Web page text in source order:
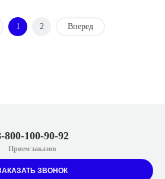
1 2 Вперед
800-100-90-92
Прием заказов
ЗВОНОК